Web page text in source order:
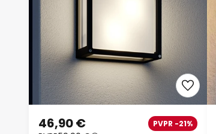
46,90 € PVPR -21%